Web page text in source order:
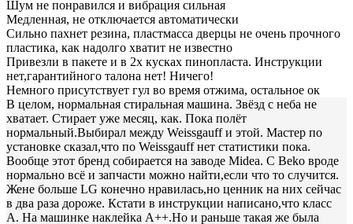
Шум не понравился и вибрация сильная
Медленная, не отключается автоматически
Сильно пахнет резина, пластмасса дверцы не очень прочного
пластика, как надолго хватит не известно
Привезли в пакете и в 2х кусках пинопласта. Инструкции
нет,гарантийного талона нет! Ничего!
Немного присутствует гул во время отжима, остальное ок
В целом, нормальная стиральная машина. Звёзд с неба не
хватает. Стирает уже месяц, как. Пока полёт
нормальный.Выбирал между Weissgauff и этой. Мастер по
установке сказал,что по Weissgauff нет статистики пока.
Вообще этот бренд собирается на заводе Midea. С Beko вроде
нормально всё и запчасти можно найти,если что то случится.
Жене больше LG конечно нравилась,но ценник на них сейчас
в два раза дороже. Кстати в инструкции написано,что класс
А. На машинке наклейка А++.Но и раньше такая же была